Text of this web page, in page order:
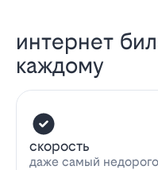
интернет
каждому
скорость
даже самый